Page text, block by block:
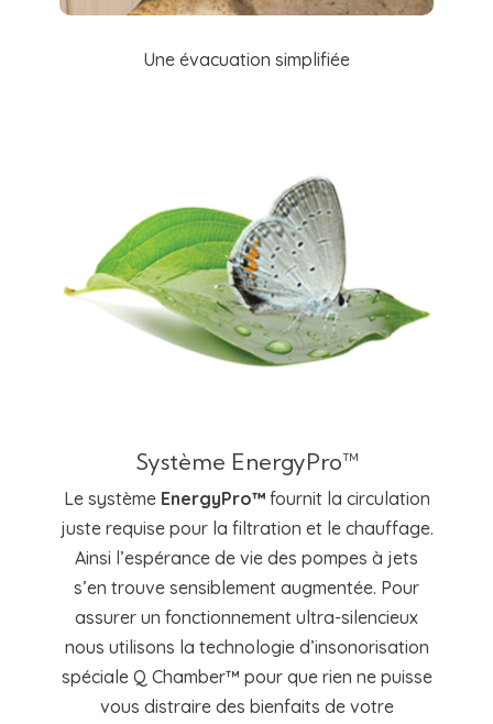
Une évacuation simplifiée
Système EnergyPro™
Le système EnergyPro™fournit la circulation
juste requise pour la filtration et le chauffage.
Ainsi l’espérance de vie des pompes à jets
s’en trouve sensiblement augmentée. Pour
assurer un fonctionnement ultra-silencieux
nous utilisons la technologie d’insonorisation
spéciale Q Chamber™ pour que rien ne puisse
vous distraire des bienfaits de votre